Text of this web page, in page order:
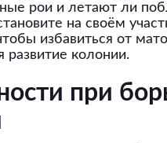
рои и летают ли
на своём
избавиться от
развитие колонии.
при